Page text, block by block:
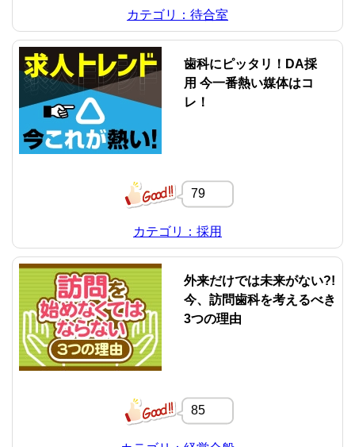
カテゴリ：待合室
歯科にピッタリ！DA採
用 今一番熱い媒体はコ
レ！
79
カテゴリ：採用
外来だけでは未来がない?!
今、訪問歯科を考えるべき
3つの理由
85